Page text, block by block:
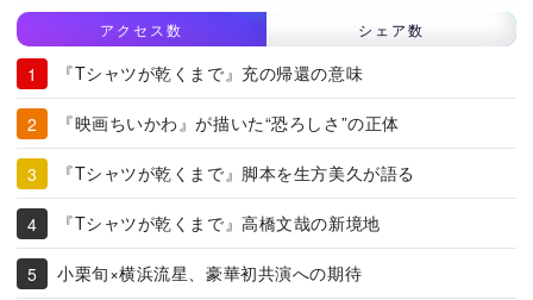
アクセス数 シェア数
『Tシャツが乾くまで』充の帰還の意味
『映画ちいかわ』が描いた“恐ろしさ”の正体
『Tシャツが乾くまで』脚本を生方美久が語る
『Tシャツが乾くまで』高橋文哉の新境地
小栗旬×横浜流星、豪華初共演への期待